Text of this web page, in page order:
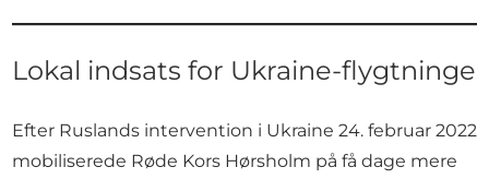
Lokal indsats for Ukraine-flygtninge
Efter Ruslands intervention i Ukraine 24. februar 2022
mobiliserede Røde Kors Hørsholm på få dage mere